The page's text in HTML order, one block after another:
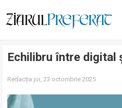
Echilibru între digital
Redacția joi, 23 octombrie 2025